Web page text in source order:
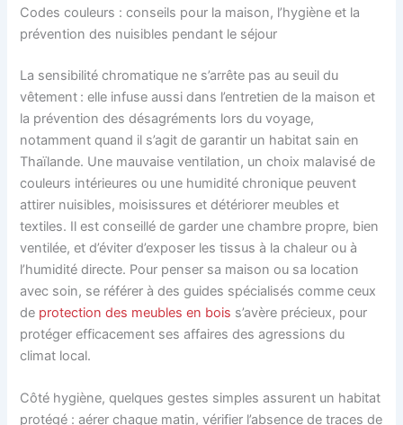
Codes couleurs : conseils pour la maison, l’hygiène et la
prévention des nuisibles pendant le séjour
La sensibilité chromatique ne s’arrête pas au seuil du
vêtement : elle infuse aussi dans l’entretien de la maison et
la prévention des désagréments lors du voyage,
notamment quand il s’agit de garantir un habitat sain en
Thaïlande. Une mauvaise ventilation, un choix malavisé de
couleurs intérieures ou une humidité chronique peuvent
attirer nuisibles, moisissures et détériorer meubles et
textiles. Il est conseillé de garder une chambre propre, bien
ventilée, et d’éviter d’exposer les tissus à la chaleur ou à
l’humidité directe. Pour penser sa maison ou sa location
avec soin, se référer à des guides spécialisés comme ceux
de protection des meubles en bois s’avère précieux, pour
protéger efficacement ses affaires des agressions du
climat local.
Côté hygiène, quelques gestes simples assurent un habitat
protégé : aérer chaque matin, vérifier l’absence de traces de